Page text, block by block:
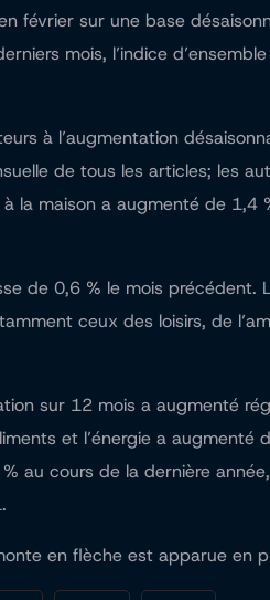
février sur une base
mois, l’indice
à l’augmentation
de tous les articles; les
la maison a augmenté de 1,4
de 0,6 % le mois précédent.
ceux des loisirs, de
sur 12 mois a augmenté
et l’énergie a augmenté
au cours de la dernière
en flèche est apparue en